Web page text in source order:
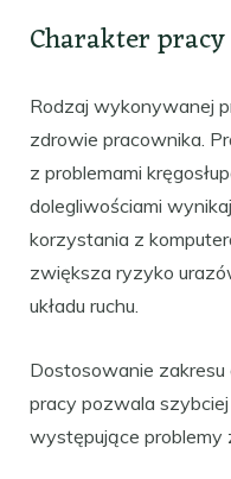
Charakter
Rodzaj wykonywanej
zdrowie pracownika.
z problemami
dolegliwościami
korzystania z
zwiększa ryzyko
układu ruchu.
Dostosowanie zakresu
pracy pozwala
występujące problemy